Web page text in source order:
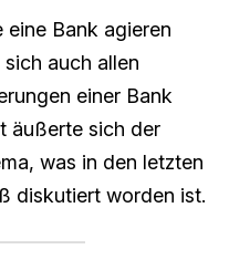
eine Bank agieren
auch allen
einer Bank
äußerte sich der
was in den letzten
diskutiert worden ist.